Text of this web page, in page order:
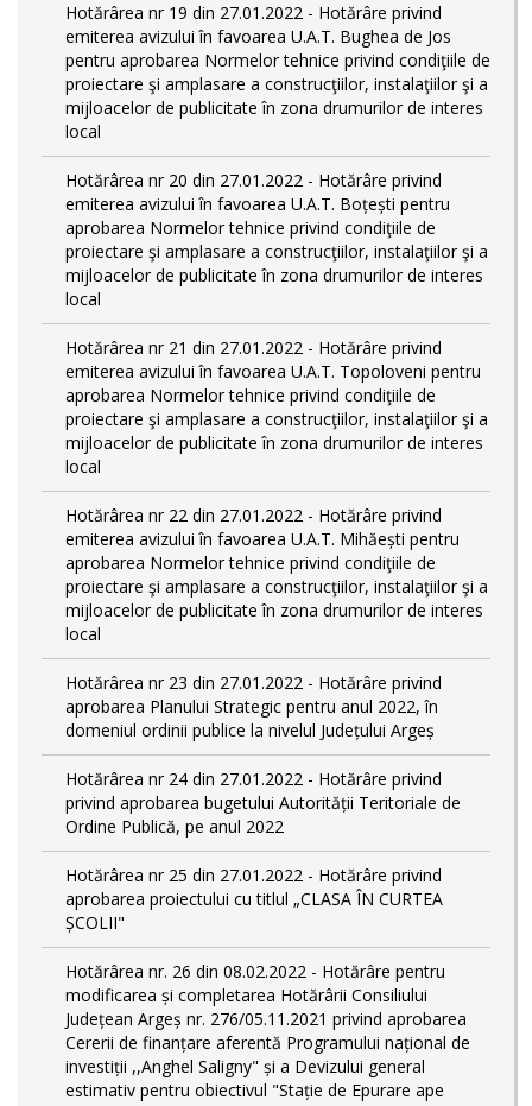
Hotărârea nr 19 din 27.01.2022 - Hotărâre privind
emiterea avizului în favoarea U.A.T. Bughea de Jos
pentru aprobarea Normelor tehnice privind condiţiile de
proiectare şi amplasare a construcţiilor, instalaţiilor şi a
mijloacelor de publicitate în zona drumurilor de interes
local
Hotărârea nr 20 din 27.01.2022 - Hotărâre privind
emiterea avizului în favoarea U.A.T. Boțești pentru
aprobarea Normelor tehnice privind condiţiile de
proiectare şi amplasare a construcţiilor, instalaţiilor şi a
mijloacelor de publicitate în zona drumurilor de interes
local
Hotărârea nr 21 din 27.01.2022 - Hotărâre privind
emiterea avizului în favoarea U.A.T. Topoloveni pentru
aprobarea Normelor tehnice privind condiţiile de
proiectare şi amplasare a construcţiilor, instalaţiilor şi a
mijloacelor de publicitate în zona drumurilor de interes
local
Hotărârea nr 22 din 27.01.2022 - Hotărâre privind
emiterea avizului în favoarea U.A.T. Mihăești pentru
aprobarea Normelor tehnice privind condiţiile de
proiectare şi amplasare a construcţiilor, instalaţiilor şi a
mijloacelor de publicitate în zona drumurilor de interes
local
Hotărârea nr 23 din 27.01.2022 - Hotărâre privind
aprobarea Planului Strategic pentru anul 2022, în
domeniul ordinii publice la nivelul Județului Argeș
Hotărârea nr 24 din 27.01.2022 - Hotărâre privind
privind aprobarea bugetului Autorității Teritoriale de
Ordine Publică, pe anul 2022
Hotărârea nr 25 din 27.01.2022 - Hotărâre privind
aprobarea proiectului cu titlul „CLASA ÎN CURTEA
ȘCOLII"
Hotărârea nr. 26 din 08.02.2022 - Hotărâre pentru
modificarea și completarea Hotărârii Consiliului
Județean Argeș nr. 276/05.11.2021 privind aprobarea
Cererii de finanțare aferentă Programului național de
investiții ,,Anghel Saligny" și a Devizului general
estimativ pentru obiectivul "Stație de Epurare ape